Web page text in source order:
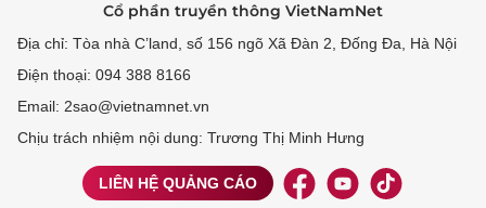
Cổ phần truyền thông VietNamNet
Địa chỉ: Tòa nhà C’land, số 156 ngõ Xã Đàn 2, Đống Đa, Hà Nội
Điện thoại: 094 388 8166
Email: 2sao@vietnamnet.vn
Chịu trách nhiệm nội dung: Trương Thị Minh Hưng
LIÊN HỆ QUẢNG CÁO